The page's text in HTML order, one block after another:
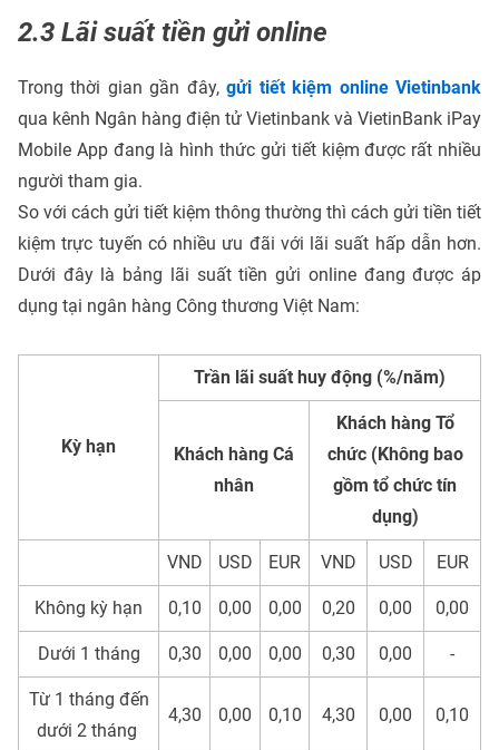
2.3 Lãi suất tiền gửi online
Trong thời gian gần đây,gửi tiết kiệm online Vietinbank
qua kênh Ngân hàng điện tử Vietinbank và VietinBank iPay
Mobile App đang là hình thức gửi tiết kiệm được rất nhiều
người tham gia.
So với cách gửi tiết kiệm thông thường thì cách gửi tiền tiết
kiệm trực tuyến có nhiều ưu đãi với lãi suất hấp dẫn hơn.
Dưới đây là bảng lãi suất tiền gửi online đang được áp
dụng tại ngân hàng Công thương Việt Nam:
Kỳ hạn
Trần lãi suất huy động (%/năm)
Khách hàng Cá
nhân
Khách hàng Tổ
chức (Không bao
gồm tổ chức tín
dụng)
VND USD EUR VND USD EUR
Không kỳ hạn 0,10 0,00 0,00 0,20 0,00 0,00
Dưới 1 tháng 0,30 0,00 0,00 0,30 0,00 -
Từ 1 tháng đến
dưới 2 tháng
4,30 0,00 0,10 4,30 0,00 0,10